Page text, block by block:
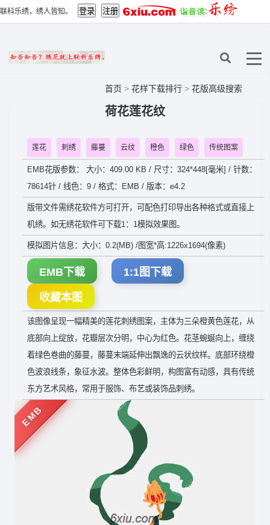
联科乐绣，绣人皆知。
首页 > 花样下载排行 > 花版高级搜索
荷花莲花纹
莲花 刺绣 藤蔓 云纹 橙色 绿色 传统图案
EMB花版参数： 大小：409.00 KB / 尺寸：324*448[毫米] / 针数：
78614针 / 线色：9 / 格式：EMB / 版本：e4.2
版带文件需绣花软件方可打开，可配色打印导出各种格式或直接上
机绣。如无绣花软件可下载1：1模拟效果图。
模拟图片信息：大小：0.2(MB) /图宽*高:1226x1694(像素)
EMB下载 1:1图下载
收藏本图
该图像呈现一幅精美的莲花刺绣图案，主体为三朵橙黄色莲花，从
底部向上绽放，花瓣层次分明，中心为红色。花茎蜿蜒向上，缠绕
着绿色卷曲的藤蔓，藤蔓末端延伸出飘逸的云状纹样。底部环绕橙
色波浪线条，象征水波。整体色彩鲜明，构图富有动感，具有传统
东方艺术风格，常用于服饰、布艺或装饰品刺绣。
EMB